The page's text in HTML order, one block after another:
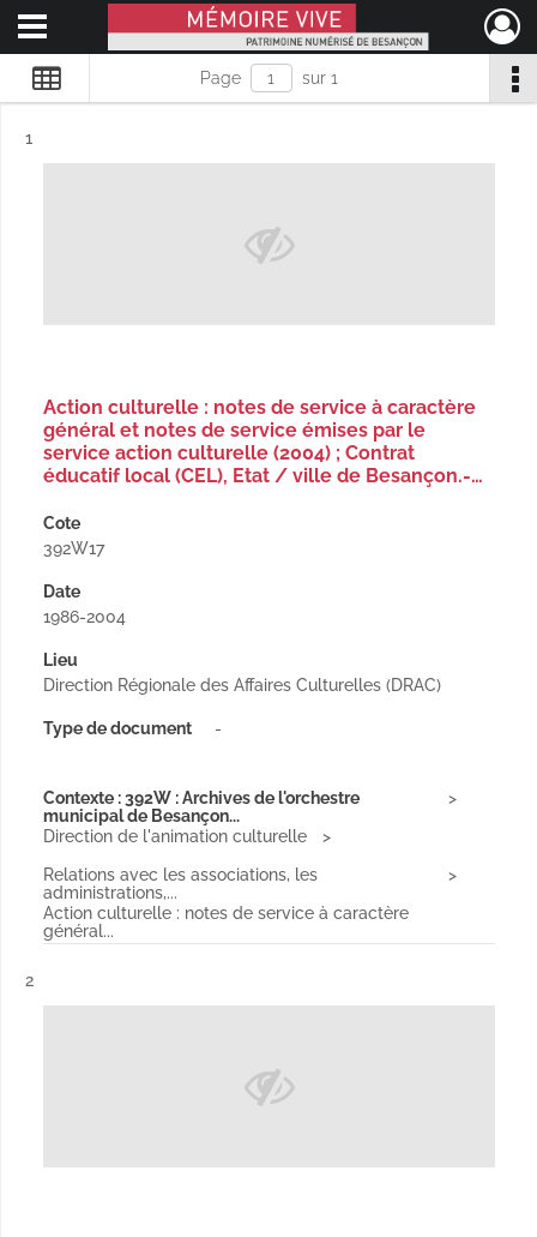
Mémoire Vive patrimoine numérisé de Besançon
Ouvrir le menu déroulant
Page sur 1
Résultat n°
1
Action culturelle : notes de service à caractère
général et notes de service émises par le
service action culturelle (2004) ; Contrat
éducatif local (CEL), Etat / ville de Besançon.-…
Cote
392W17
Date
1986-2004
Lieu
Direction Régionale des Affaires Culturelles (DRAC)
Type de document -
Contexte : 392W : Archives de l'orchestre
municipal de Besançon...
Direction de l'animation culturelle
Relations avec les associations, les
administrations,...
Action culturelle : notes de service à caractère
général...
Résultat n°
2